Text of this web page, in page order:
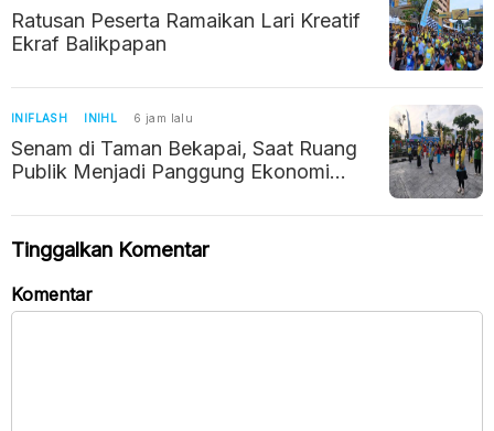
Ratusan Peserta Ramaikan Lari Kreatif
Ekraf Balikpapan
INIFLASH INIHL 6 jam lalu
Senam di Taman Bekapai, Saat Ruang
Publik Menjadi Panggung Ekonomi
Tinggalkan Komentar
Komentar